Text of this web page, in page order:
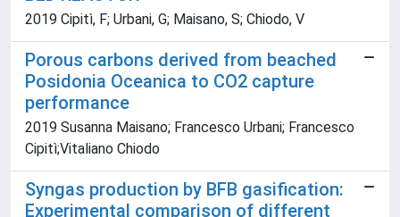
2019 Cipitì, F; Urbani, G; Maisano, S; Chiodo, V
Porous carbons derived from beached
Posidonia Oceanica to CO2 capture
performance
2019 Susanna Maisano; Francesco Urbani; Francesco
Cipitì;Vitaliano Chiodo
Syngas production by BFB gasification:
Experimental comparison of different